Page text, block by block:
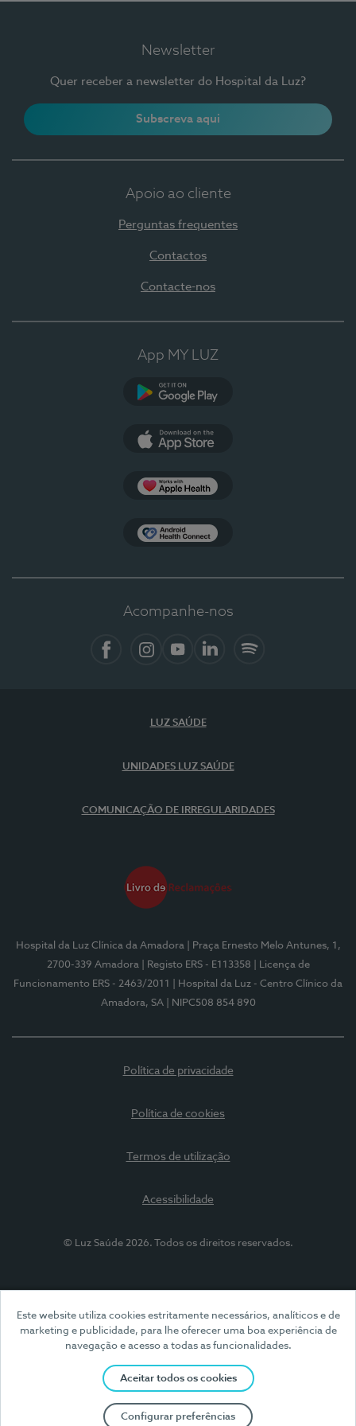
Este website utiliza cookies estritamente necessários, analíticos e de
marketing e publicidade, para lhe oferecer uma boa experiência de
navegação e acesso a todas as funcionalidades.
Aceitar todos os cookies
Configurar preferências
Newsletter
Quer receber a newsletter do Hospital da Luz?
Subscreva aqui
Apoio ao cliente
Perguntas frequentes
Contactos
Contacte-nos
App MY LUZ
Acompanhe-nos
LUZ SAÚDE
UNIDADES LUZ SAÚDE
COMUNICAÇÃO DE IRREGULARIDADES
Hospital da Luz Clínica da Amadora
| Praça Ernesto Melo Antunes, 1,
2700-339 Amadora
| Registo ERS - E113358
| Licença de
Funcionamento ERS - 2463/2011
| Hospital da Luz - Centro Clínico da
Amadora, SA
| NIPC508 854 890
Política de privacidade
Política de cookies
Termos de utilização
Acessibilidade
© Luz Saúde 2026. Todos os direitos reservados.